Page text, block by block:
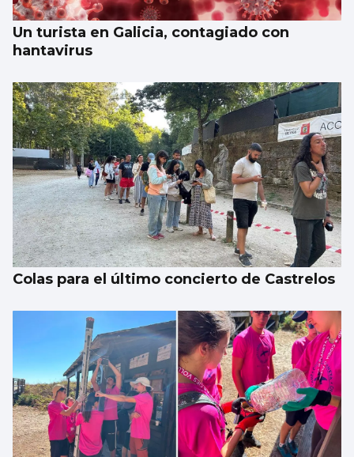
Un turista en Galicia, contagiado con
hantavirus
Colas para el último concierto de Castrelos